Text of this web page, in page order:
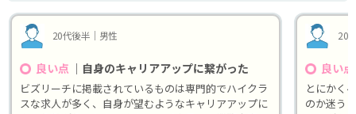
20代後半｜男性
良い点 ｜自身のキャリアアップに繋がった
ビズリーチに掲載されているものは専門的でハイクラ
スな求人が多く、自身が望むようなキャリアアップに
20
良い点
とにかく
のか迷う